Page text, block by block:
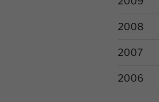
2008
2007
2006